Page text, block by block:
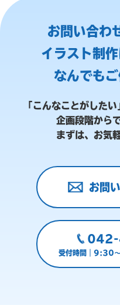
お問い合わ
イラスト制
なんでもご
「こんなことがした
企画段階から
まずは、お気
お問
042-
受付時間｜9:30